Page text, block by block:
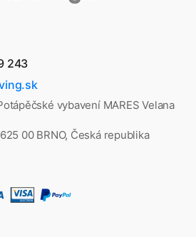
243
vybavení MARES Velana
00 BRNO, Česká republika